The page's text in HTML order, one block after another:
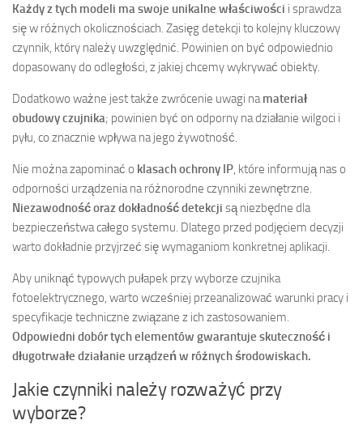
Każdy z tych modeli ma swoje unikalne właściwości i sprawdza
się w różnych okolicznościach. Zasięg detekcji to kolejny kluczowy
czynnik, który należy uwzględnić. Powinien on być odpowiednio
dopasowany do odległości, z jakiej chcemy wykrywać obiekty.
Dodatkowo ważne jest także zwrócenie uwagi na materiał
obudowy czujnika; powinien być on odporny na działanie wilgoci i
pyłu, co znacznie wpływa na jego żywotność.
Nie można zapominać o klasach ochrony IP , które informują nas o
odporności urządzenia na różnorodne czynniki zewnętrzne.
Niezawodność oraz dokładność detekcji są niezbędne dla
bezpieczeństwa całego systemu. Dlatego przed podjęciem decyzji
warto dokładnie przyjrzeć się wymaganiom konkretnej aplikacji.
Aby uniknąć typowych pułapek przy wyborze czujnika
fotoelektrycznego, warto wcześniej przeanalizować warunki pracy i
specyfikacje techniczne związane z ich zastosowaniem.
Odpowiedni dobór tych elementów gwarantuje skuteczność i
długotrwałe działanie urządzeń w różnych środowiskach.
Jakie czynniki należy rozważyć przy
wyborze?